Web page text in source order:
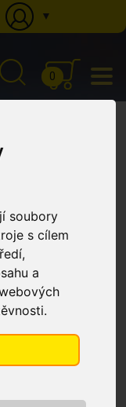
soubory
s cílem
a
▼
0
ke